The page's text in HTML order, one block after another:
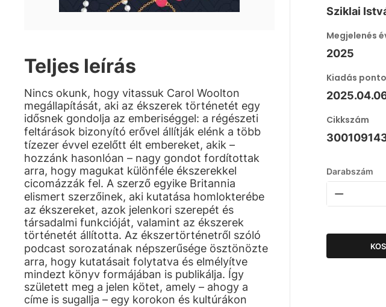
Teljes leírás
Nincs okunk, hogy vitassuk Carol Woolton
megállapítását, aki az ékszerek történetét egy
idősnek gondolja az emberiséggel: a régészeti
feltárások bizonyító erővel állítják elénk a több
tízezer évvel ezelőtt élt embereket, akik –
hozzánk hasonlóan – nagy gondot fordítottak
arra, hogy magukat különféle ékszerekkel
cicomázzák fel. A szerző egyike Britannia
elismert szerzőinek, aki kutatása homlokterébe
az ékszereket, azok jelenkori szerepét és
társadalmi funkcióját, valamint az ékszerek
történetét állította. Az ékszertörténetről szóló
podcast sorozatának népszerűsége ösztönözte
arra, hogy kutatásait folytatva és elmélyítve
mindezt könyv formájában is publikálja. Így
született meg a jelen kötet, amely – ahogy a
címe is sugallja – egy korokon és kultúrákon
Sziklai
Megjelenés
2025
Kiadás
Cikkszám
Darabszám